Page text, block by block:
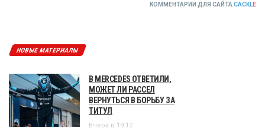
КОММЕНТАРИИ ДЛЯ САЙТА CACKLE
НОВЫЕ МАТЕРИАЛЫ
В MERCEDES ОТВЕТИЛИ,
МОЖЕТ ЛИ РАССЕЛ
ВЕРНУТЬСЯ В БОРЬБУ ЗА
ТИТУЛ
Вчера в 19:12